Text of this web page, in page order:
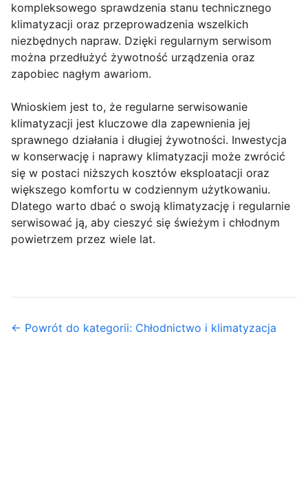
kompleksowego sprawdzenia stanu technicznego
klimatyzacji oraz przeprowadzenia wszelkich
niezbędnych napraw. Dzięki regularnym serwisom
można przedłużyć żywotność urządzenia oraz
zapobiec nagłym awariom.
Wnioskiem jest to, że regularne serwisowanie
klimatyzacji jest kluczowe dla zapewnienia jej
sprawnego działania i długiej żywotności. Inwestycja
w konserwację i naprawy klimatyzacji może zwrócić
się w postaci niższych kosztów eksploatacji oraz
większego komfortu w codziennym użytkowaniu.
Dlatego warto dbać o swoją klimatyzację i regularnie
serwisować ją, aby cieszyć się świeżym i chłodnym
powietrzem przez wiele lat.
← Powrót do kategorii: Chłodnictwo i klimatyzacja